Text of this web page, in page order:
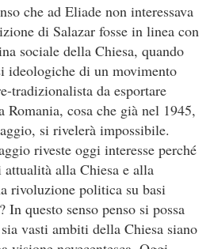
che ad Eliade non interessava
di Salazar fosse in linea con
sociale della Chiesa, quando
ideologiche di un movimento
tradizionalista da esportare
Romania, cosa che già nel 1945,
si rivelerà impossibile.
riveste oggi interesse perché
alla Chiesa e alla
rivoluzione politica su basi
questo senso penso si possa
vasti ambiti della Chiesa siano